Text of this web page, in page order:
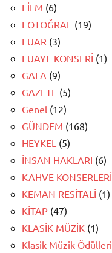
FİLM (6)
FOTOĞRAF (19)
FUAR (3)
FUAYE KONSERİ (1)
GALA (9)
GAZETE (5)
Genel (12)
GÜNDEM (168)
HEYKEL (5)
İNSAN HAKLARI (6)
KAHVE KONSERLERİ
KEMAN RESİTALİ (1)
KİTAP (47)
KLASİK MÜZİK (1)
Klasik Müzik Ödülleri